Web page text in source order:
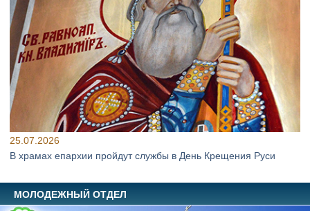
25.07.2026
В храмах епархии пройдут службы в День Крещения Руси
МОЛОДЕЖНЫЙ ОТДЕЛ